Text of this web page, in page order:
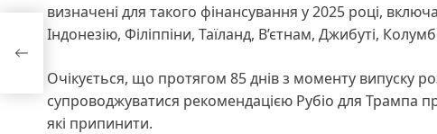
визначені для такого фінансування у 2025 році,
Індонезію, Філіппіни, Таїланд, В’єтнам, Джибуті,
Очікується, що протягом 85 днів з моменту випуску
супроводжуватися рекомендацією Рубіо для Трампа
які припинити.